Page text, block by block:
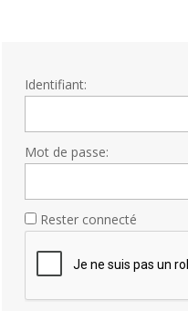
Identifiant:
Mot de passe:
Rester connecté